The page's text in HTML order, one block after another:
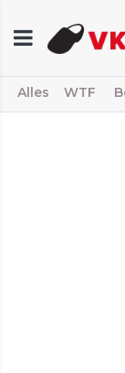
Alles WTF